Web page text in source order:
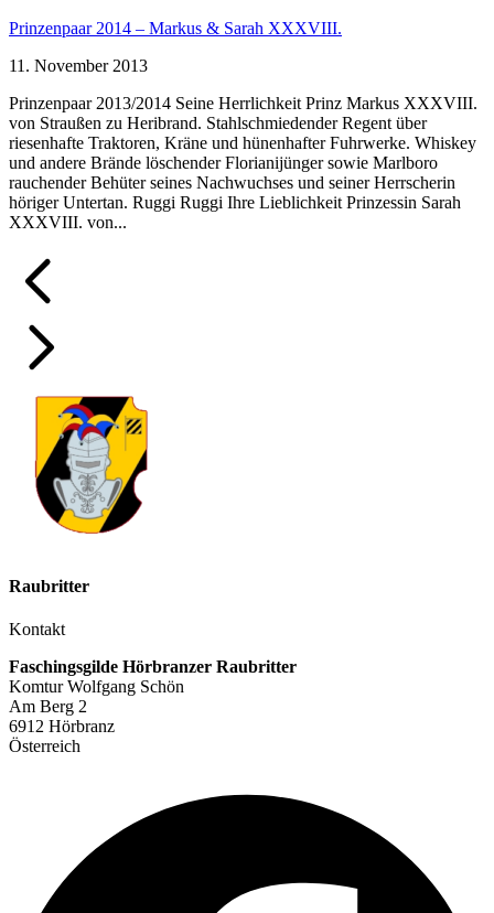
Prinzenpaar 2014 – Markus & Sarah XXXVIII.
11. November 2013
Prinzenpaar 2013/2014 Seine Herrlichkeit Prinz Markus XXXVIII.
von Straußen zu Heribrand. Stahlschmiedender Regent über
riesenhafte Traktoren, Kräne und hünenhafter Fuhrwerke. Whiskey
und andere Brände löschender Florianijünger sowie Marlboro
rauchender Behüter seines Nachwuchses und seiner Herrscherin
höriger Untertan. Ruggi Ruggi Ihre Lieblichkeit Prinzessin Sarah
XXXVIII. von...
Raubritter
Kontakt
Faschingsgilde Hörbranzer Raubritter
Komtur Wolfgang Schön
Am Berg 2
6912 Hörbranz
Österreich